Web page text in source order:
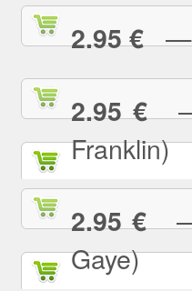
2.95 €—
2.95 €—
Franklin)
2.95 €—
Gaye)